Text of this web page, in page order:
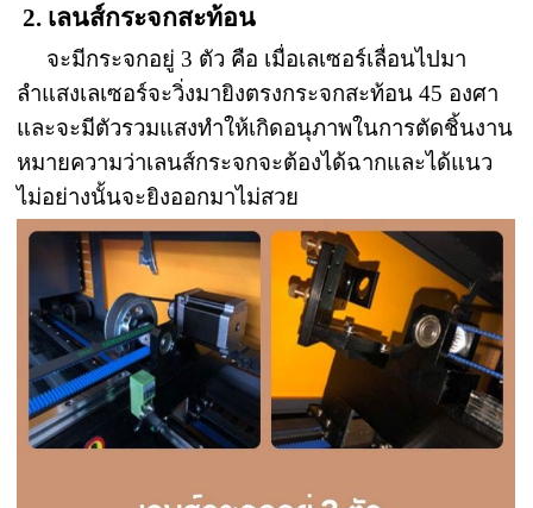
2. เลนส์กระจกสะท้อน
จะมีกระจกอยู่ 3 ตัว คือ เมื่อเลเซอร์เลื่อนไปมา
ลำแสงเลเซอร์จะวิ่งมายิงตรงกระจกสะท้อน 45 องศา
และจะมีตัวรวมแสงทำให้เกิดอนุภาพในการตัดชิ้นงาน
หมายความว่าเลนส์กระจกจะต้องได้ฉากและได้แนว
ไม่อย่างนั้นจะยิงออกมาไม่สวย